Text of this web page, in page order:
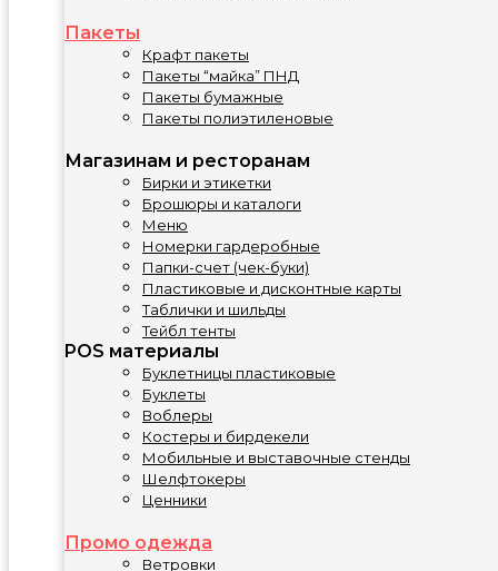
Пакеты
Крафт пакеты
Пакеты “майка” ПНД
Пакеты бумажные
Пакеты полиэтиленовые
Магазинам и ресторанам
Бирки и этикетки
Брошюры и каталоги
Меню
Номерки гардеробные
Папки-счет (чек-буки)
Пластиковые и дисконтные карты
Таблички и шильды
Тейбл тенты
POS материалы
Буклетницы пластиковые
Буклеты
Воблеры
Костеры и бирдекели
Мобильные и выставочные стенды
Шелфтокеры
Ценники
Промо одежда
Ветровки